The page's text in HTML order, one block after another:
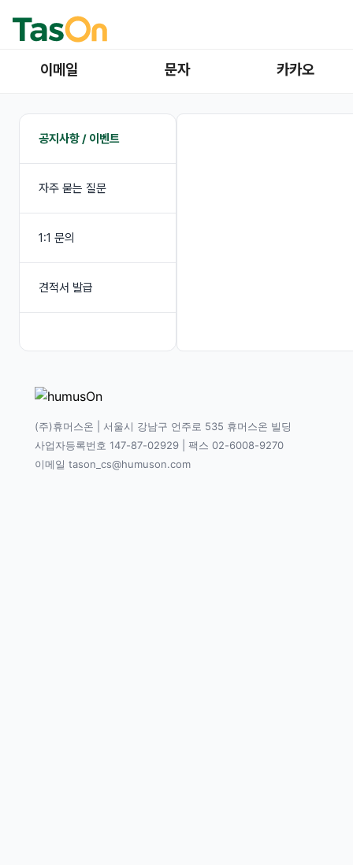
이메일 문자 카카오
공지사항 / 이벤트
자주 묻는 질문
1:1 문의
견적서 발급
(주)휴머스온 | 서울시 강남구 언주로 535 휴머스온 빌딩
사업자등록번호 147-87-02929 | 팩스 02-6008-9270
이메일 tason_cs@humuson.com